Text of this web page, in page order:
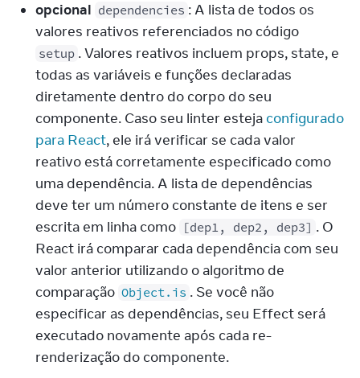
opcional dependencies : A lista de todos os
setup . Valores reativos incluem props, state, e
todas as variáveis e funções declaradas
diretamente dentro do corpo do seu
componente. Caso seu linter esteja configurado
para React, ele irá verificar se cada valor
reativo está corretamente especificado como
uma dependência. A lista de dependências
deve ter um número constante de itens e ser
escrita em linha como [dep1, dep2, dep3] . O
React irá comparar cada dependência com seu
valor anterior utilizando o algoritmo de
comparação Object.is . Se você não
especificar as dependências, seu Effect será
executado novamente após cada re-
renderização do componente.